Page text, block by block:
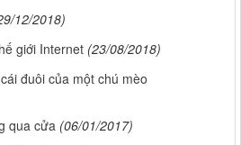
12/2018)
giới Internet (23/08/2018)
đuôi của một chú mèo
qua cửa (06/01/2017)